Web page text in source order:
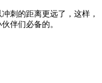
刺的距离更远了，这样，
伴们必备的。